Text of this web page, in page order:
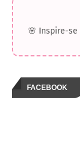
🌸 Inspire-
FACEBOOK